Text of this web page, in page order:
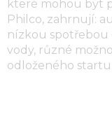
které mohou být
Philco, zahrnují:
nízkou spotřebou
vody, různé
odloženého